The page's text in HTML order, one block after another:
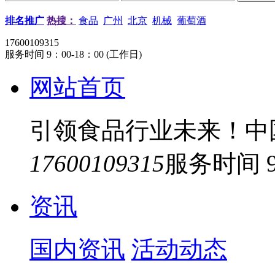
排名推广 热搜： 食品 广州 北京 机械 葡萄酒
17600109315
服务时间 9：00-18：00 (工作日)
网站首页
引领食品行业未来！
17600109315服务时间
资讯
国内资讯 活动动态